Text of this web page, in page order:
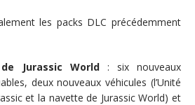
les packs DLC précédemment
Jurassic World: six nouveaux
deux nouveaux véhicules (l’Unité
et la navette de Jurassic World) et